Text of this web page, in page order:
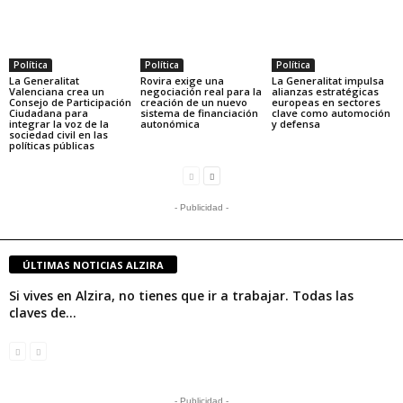
Política
La Generalitat
Valenciana crea un
Consejo de Participación
Ciudadana para
integrar la voz de la
sociedad civil en las
políticas públicas
Política
Rovira exige una
negociación real para la
creación de un nuevo
sistema de financiación
autonómica
Política
La Generalitat impulsa
alianzas estratégicas
europeas en sectores
clave como automoción
y defensa
- Publicidad -
ÚLTIMAS NOTICIAS ALZIRA
Si vives en Alzira, no tienes que ir a trabajar. Todas las
claves de...
- Publicidad -